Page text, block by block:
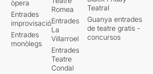
òpera
Entrades
improvisació
Entrades
monòlegs
Romea
Entrades
La
Villarroel
Entrades
Teatre
Condal
Teatral
Guanya entrades
de teatre gratis -
concursos